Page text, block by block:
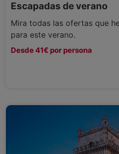
Escapadas de verano
Mira todas las ofertas que
para este verano.
Desde 41€ por persona